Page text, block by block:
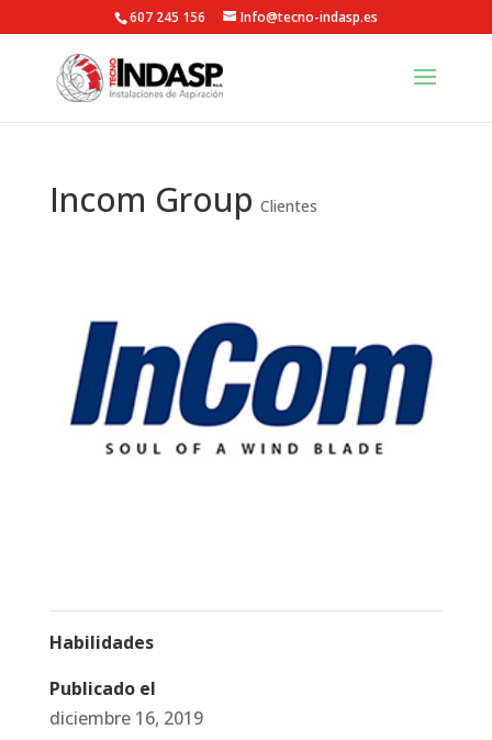
607 245 156 Info@tecno-indasp.es
Incom Group Clientes
Habilidades
Publicado el
diciembre 16, 2019